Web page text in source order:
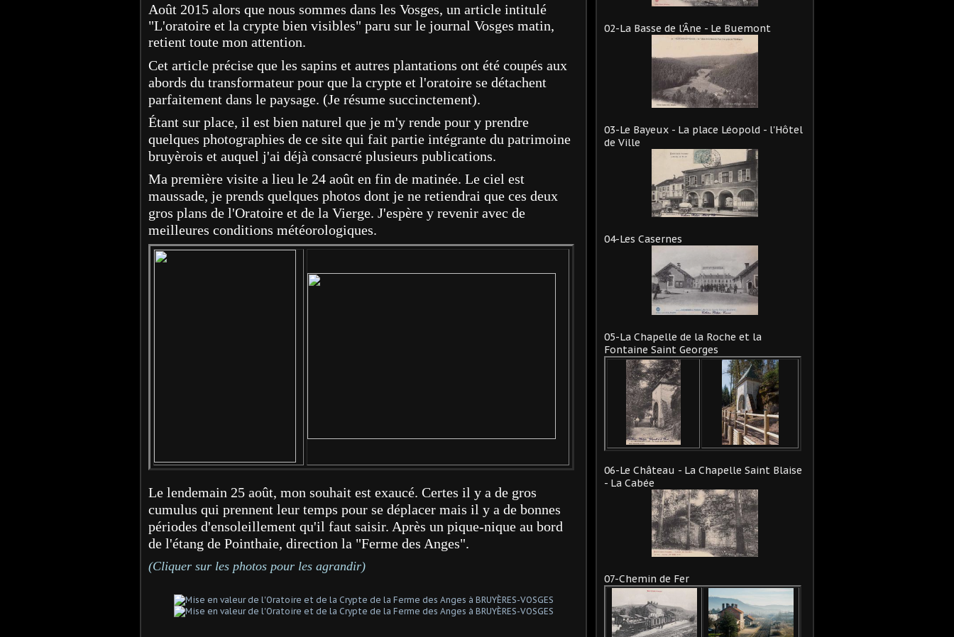
Août 2015 alors que nous sommes dans les Vosges, un article intitulé
"L'oratoire et la crypte bien visibles" paru sur le journal Vosges matin,
retient toute mon attention.
Cet article précise que les sapins et autres plantations ont été coupés aux
abords du transformateur pour que la crypte et l'oratoire se détachent
parfaitement dans le paysage. (Je résume succinctement).
Étant sur place, il est bien naturel que je m'y rende pour y prendre
quelques photographies de ce site qui fait partie intégrante du patrimoine
bruyèrois et auquel j'ai déjà consacré plusieurs publications.
Ma première visite a lieu le 24 août en fin de matinée. Le ciel est
maussade, je prends quelques photos dont je ne retiendrai que ces deux
gros plans de l'Oratoire et de la Vierge. J'espère y revenir avec de
meilleures conditions météorologiques.
Le lendemain 25 août, mon souhait est exaucé. Certes il y a de gros
cumulus qui prennent leur temps pour se déplacer mais il y a de bonnes
périodes d'ensoleillement qu'il faut saisir. Après un pique-nique au bord
de l'étang de Pointhaie, direction la "Ferme des Anges".
(Cliquer sur les photos pour les agrandir)
02-La Basse de l'Âne - Le Buemont
03-Le Bayeux - La place Léopold - l'Hôtel
de Ville
04-Les Casernes
05-La Chapelle de la Roche et la
Fontaine Saint Georges
06-Le Château - La Chapelle Saint Blaise
- La Cabée
07-Chemin de Fer